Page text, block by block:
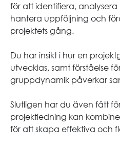
för att identifiera,
hantera uppföljning och
projektets gång.
Du har insikt i hur en
utvecklas, samt förståelse
gruppdynamik påverkar
Slutligen har du även fått
projektledning kan
för att skapa effektiva och